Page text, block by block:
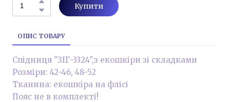
Купити
ОПИС ТОВАРУ
Спідниця "ЗІГ-3324",з екошкіри зі складками
Розміри: 42-46, 48-52
Тканина: екошкіра на флісі
Пояс не в комплекті!